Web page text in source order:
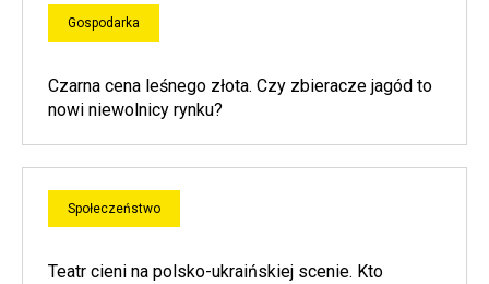
Gospodarka
Czarna cena leśnego złota. Czy zbieracze jagód to
nowi niewolnicy rynku?
Społeczeństwo
Teatr cieni na polsko-ukraińskiej scenie. Kto